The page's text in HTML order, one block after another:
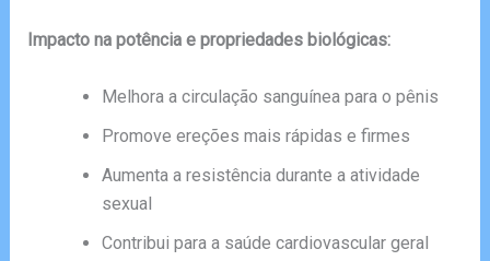
Impacto na potência e propriedades biológicas:
Melhora a circulação sanguínea para o pênis
Promove ereções mais rápidas e firmes
Aumenta a resistência durante a atividade
sexual
Contribui para a saúde cardiovascular geral